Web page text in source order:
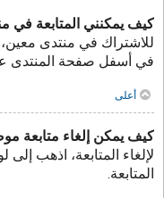
كيف يمكنني المتابعة في
للاشتراك في منتدى
في أسفل صفحة المنتدى
أعلى
كيف يمكن إلغاء متابعة
لإلغاء المتابعة، اذهب
المتابعة.